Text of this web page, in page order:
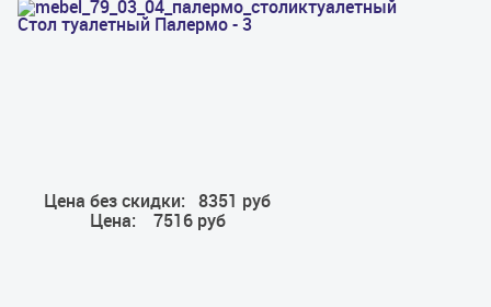
Стол туалетный Палермо - 3
Цена без скидки:
8351 руб
Цена:
7516 руб